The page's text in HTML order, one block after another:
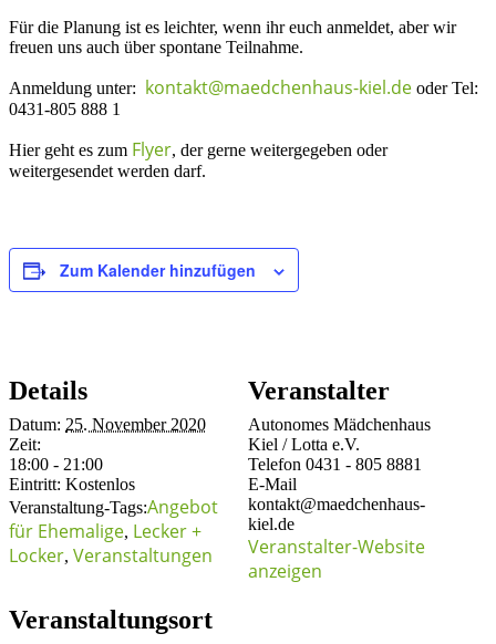
Für die Planung ist es leichter, wenn ihr euch anmeldet, aber wir
freuen uns auch über spontane Teilnahme.
Anmeldung unter: kontakt@maedchenhaus-kiel.de oder Tel:
0431-805 888 1
Hier geht es zum Flyer, der gerne weitergegeben oder
weitergesendet werden darf.
Zum Kalender hinzufügen
Details
Datum: 25. November 2020
Zeit:
18:00 - 21:00
Eintritt: Kostenlos
Veranstaltung-Tags:Angebot
für Ehemalige, Lecker +
Locker, Veranstaltungen
Veranstaltungsort
Veranstalter
Autonomes Mädchenhaus
Kiel / Lotta e.V.
Telefon 0431 - 805 8881
E-Mail
kontakt@maedchenhaus-
kiel.de
Veranstalter-Website
anzeigen